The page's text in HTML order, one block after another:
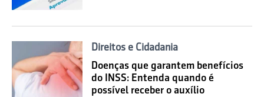
Direitos e Cidadania
Doenças que garantem benefícios
do INSS: Entenda quando é
possível receber o auxílio